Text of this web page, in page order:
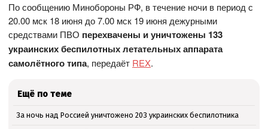
По сообщению Минобороны РФ, в течение ночи в период с
20.00 мск 18 июня до 7.00 мск 19 июня дежурными
средствами ПВО перехвачены и уничтожены 133
украинских беспилотных летательных аппарата
самолётного типа, передаёт REX.
Ещё по теме
За ночь над Россией уничтожено 203 украинских беспилотника